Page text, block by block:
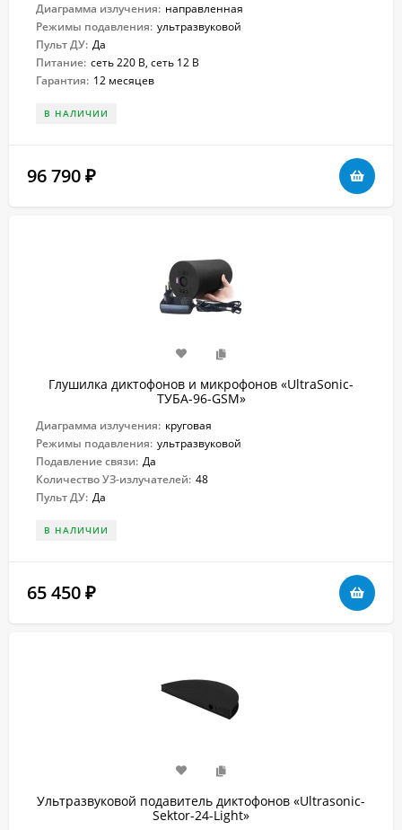
Диаграмма излучения: направленная
Режимы подавления: ультразвуковой
Пульт ДУ: Да
Питание: сеть 220 В, сеть 12 В
Гарантия: 12 месяцев
В НАЛИЧИИ
96 790 ₽
Глушилка диктофонов и микрофонов «UltraSonic-
ТУБА-96-GSM»
Диаграмма излучения: круговая
Режимы подавления: ультразвуковой
Подавление связи: Да
Количество УЗ-излучателей: 48
Пульт ДУ: Да
В НАЛИЧИИ
65 450 ₽
Ультразвуковой подавитель диктофонов «Ultrasonic-
Sektor-24-Light»